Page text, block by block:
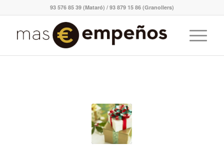
93 576 85 39 (Mataró) / 93 879 15 86 (Granollers)